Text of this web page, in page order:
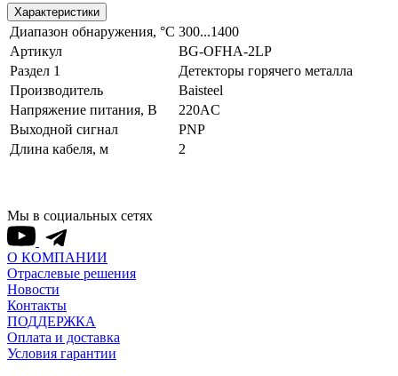
Характеристики
Диапазон обнаружения, °C 300...1400
Артикул
BG-OFHA-2LP
Раздел 1
Детекторы горячего металла
Производитель
Baisteel
Напряжение питания, В
220AC
Выходной сигнал
PNP
Длина кабеля, м
2
Мы в социальных сетях
О КОМПАНИИ
Отраслевые решения
Новости
Контакты
ПОДДЕРЖКА
Оплата и доставка
Условия гарантии